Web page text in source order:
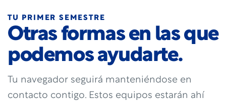
TU PRIMER SEMESTRE
Otras formas en las que
podemos ayudarte.
Tu navegador seguirá manteniéndose en
contacto contigo. Estos equipos estarán ahí